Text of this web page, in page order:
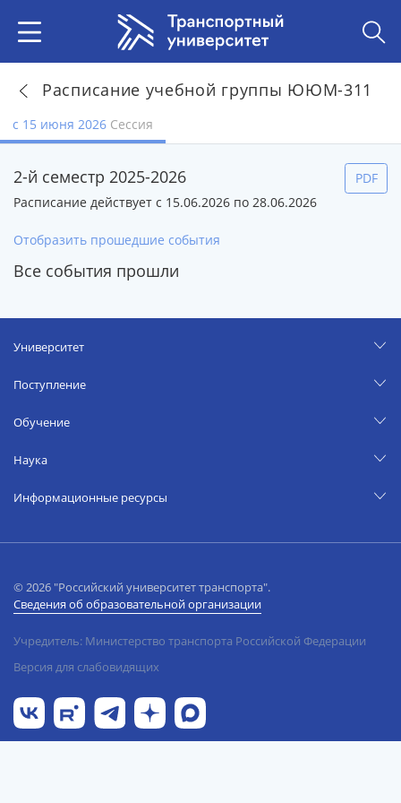
Расписание учебной группы ЮЮМ-311
с 15 июня 2026 Сессия
2-й семестр 2025-2026
Расписание действует с 15.06.2026 по 28.06.2026
PDF
Отобразить прошедшие события
Все события прошли
Университет
Поступление
Обучение
Наука
Информационные ресурсы
© 2026 "Российский университет транспорта".
Сведения об образовательной организации
Учредитель: Министерство транспорта Российской Федерации
Версия для слабовидящих